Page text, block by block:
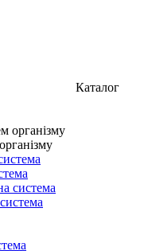
Каталог